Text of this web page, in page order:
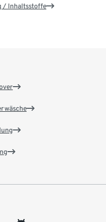
/ Inhaltsstoffe